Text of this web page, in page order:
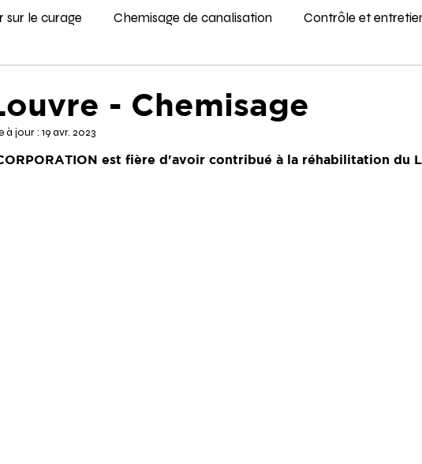
sur le curage Chemisage de canalisation Contrôle et
- Chemisage
à jour : 19 avr. 2023
est fière d'avoir contribué à la réhabilitation du